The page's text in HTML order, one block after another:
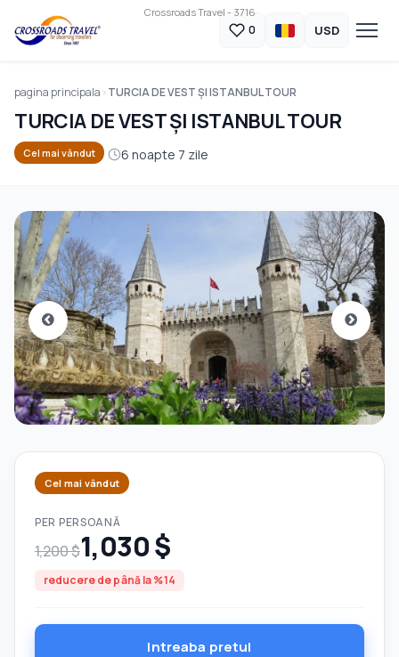
Crossroads Travel - 3716
0 USD
pagina principala TURCIA DE VEST ȘI ISTANBUL TOUR
TURCIA DE VEST ȘI ISTANBUL TOUR
Cel mai vândut 6 noapte 7 zile
Cel mai vândut
PER PERSOANĂ
1,200 $1,030 $
reducere de până la %14
Intreaba pretul